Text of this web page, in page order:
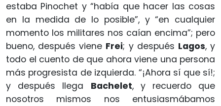
estaba Pinochet y “había que hacer las cosas
en la medida de lo posible”, y “en cualquier
momento los militares nos caían encima”; pero
bueno, después viene Frei; y después Lagos, y
todo el cuento de que ahora viene una persona
más progresista de izquierda. “¡Ahora sí que sí!;
y después llega Bachelet, y recuerdo que
nosotros mismos nos entusiasmábamos